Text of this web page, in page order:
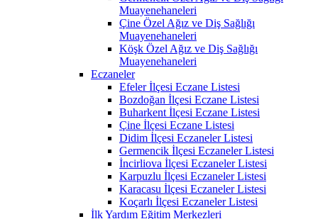
Muayenehaneleri
Çine Özel Ağız ve Diş Sağlığı
Muayenehaneleri
Köşk Özel Ağız ve Diş Sağlığı
Muayenehaneleri
Eczaneler
Efeler İlçesi Eczane Listesi
Bozdoğan İlçesi Eczane Listesi
Buharkent İlçesi Eczane Listesi
Çine İlçesi Eczane Listesi
Didim İlçesi Eczaneler Listesi
Germencik İlçesi Eczaneler Listesi
İncirliova İlçesi Eczaneler Listesi
Karpuzlu İlçesi Eczaneler Listesi
Karacasu İlçesi Eczaneler Listesi
Koçarlı İlçesi Eczaneler Listesi
İlk Yardım Eğitim Merkezleri